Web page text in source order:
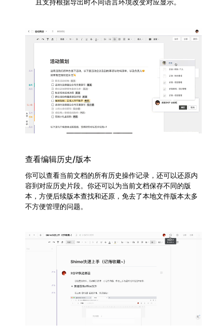
且支持根据导出时不同语言环境改变对应显示。
查看编辑历史/版本
你可以查看当前文档的所有历史操作记录，还可以还原内
容到对应历史片段。你还可以为当前文档保存不同的版
本，方便后续版本查找和还原，免去了本地文件版本太多
不方便管理的问题。